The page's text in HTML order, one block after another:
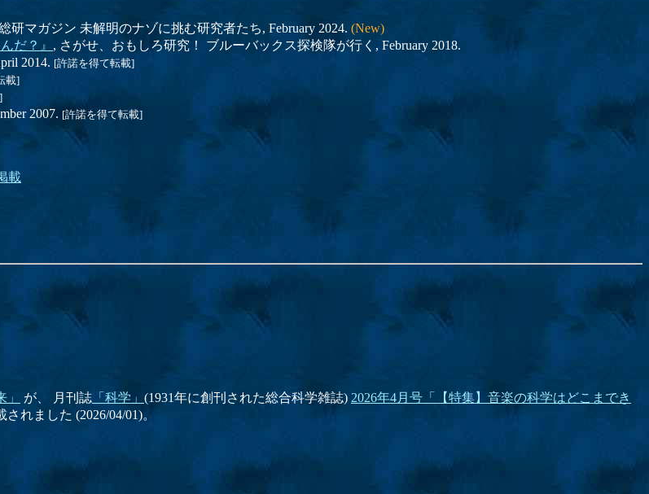
研マガジン 未解明のナゾに挑む研究者たち, February 2024. (New)
だ？』 , さがせ、おもしろ研究！ ブルーバックス探検隊が行く, February 2018.
2014. [許諾を得て転載]
載]
2007. [許諾を得て転載]
載
が、 月刊誌 「科学」 (1931年に創刊された総合科学雑誌) 2026年4月号「【特集】音楽の科学はどこまでき
れました (2026/04/01)。